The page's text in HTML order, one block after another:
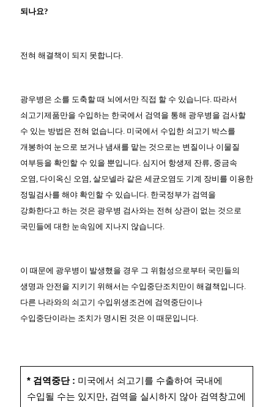
되나요?
전혀 해결책이 되지 못합니다.
광우병은 소를 도축할 때 뇌에서만 직접 할 수 있습니다. 따라서
쇠고기제품만을 수입하는 한국에서 검역을 통해 광우병을 검사할
수 있는 방법은 전혀 없습니다. 미국에서 수입한 쇠고기 박스를
개봉하여 눈으로 보거나 냄새를 맡는 것으로는 변질이나 이물질
여부등을 확인할 수 있을 뿐입니다. 심지어 항생제 잔류, 중금속
오염, 다이옥신 오염, 살모넬라 같은 세균오염도 기계 장비를 이용한
정밀검사를 해야 확인할 수 있습니다. 한국정부가 검역을
강화한다고 하는 것은 광우병 검사와는 전혀 상관이 없는 것으로
국민들에 대한 눈속임에 지나지 않습니다.
이 때문에 광우병이 발생했을 경우 그 위험성으로부터 국민들의
생명과 안전을 지키기 위해서는 수입중단조치만이 해결책입니다.
다른 나라와의 쇠고기 수입위생조건에 검역중단이나
수입중단이라는 조치가 명시된 것은 이 때문입니다.
* 검역중단 : 미국에서 쇠고기를 수출하여 국내에
수입될 수는 있지만, 검역을 실시하지 않아 검역창고에